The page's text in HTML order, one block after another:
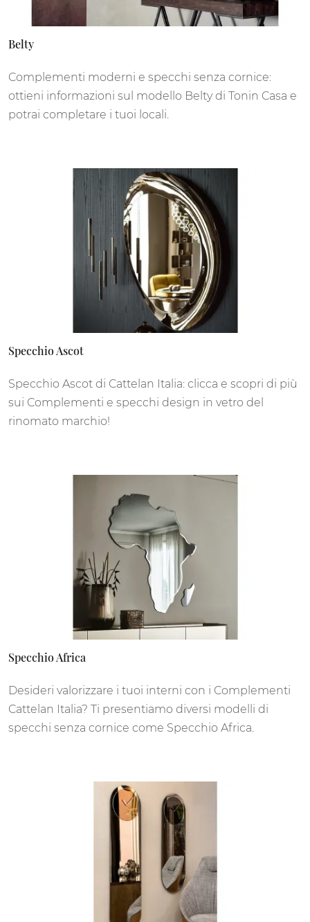
Belty
Complementi moderni e specchi senza cornice:
ottieni informazioni sul modello Belty di Tonin Casa e
potrai completare i tuoi locali.
Specchio Ascot
Specchio Ascot di Cattelan Italia: clicca e scopri di più
sui Complementi e specchi design in vetro del
rinomato marchio!
Specchio Africa
Desideri valorizzare i tuoi interni con i Complementi
Cattelan Italia? Ti presentiamo diversi modelli di
specchi senza cornice come Specchio Africa.